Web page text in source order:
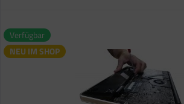
Verfügbar
NEU IM SHOP